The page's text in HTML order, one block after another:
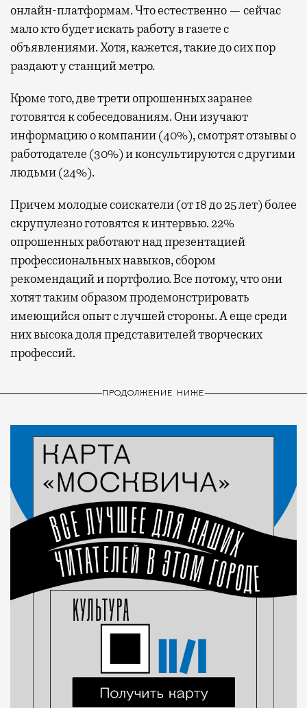
онлайн-платформам. Что естественно — сейчас
мало кто будет искать работу в газете с
объявлениями. Хотя, кажется, такие до сих пор
раздают у станций метро.
Кроме того, две трети опрошенных заранее
готовятся к собеседованиям. Они изучают
информацию о компании (40%), смотрят отзывы о
работодателе (30%) и консультируются с другими
людьми (24%).
Причем молодые соискатели (от 18 до 25 лет) более
скрупулезно готовятся к интервью. 22%
опрошенных работают над презентацией
профессиональных навыков, сбором
рекомендаций и портфолио. Все потому, что они
хотят таким образом продемонстрировать
имеющийся опыт с лучшей стороны. А еще среди
них высока доля представителей творческих
профессий.
ПРОДОЛЖЕНИЕ НИЖЕ